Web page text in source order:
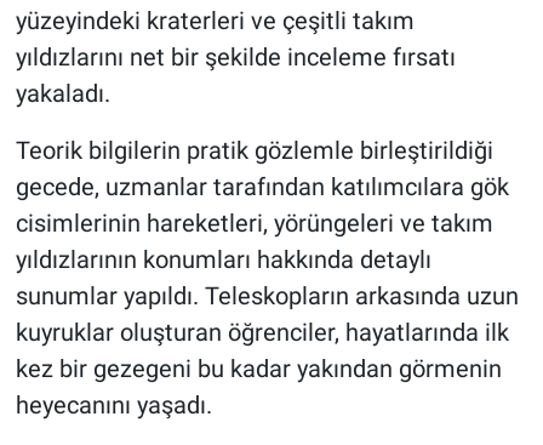
yüzeyindeki kraterleri ve çeşitli takım
yıldızlarını net bir şekilde inceleme fırsatı
yakaladı.
Teorik bilgilerin pratik gözlemle birleştirildiği
gecede, uzmanlar tarafından katılımcılara gök
cisimlerinin hareketleri, yörüngeleri ve takım
yıldızlarının konumları hakkında detaylı
sunumlar yapıldı. Teleskopların arkasında uzun
kuyruklar oluşturan öğrenciler, hayatlarında ilk
kez bir gezegeni bu kadar yakından görmenin
heyecanını yaşadı.